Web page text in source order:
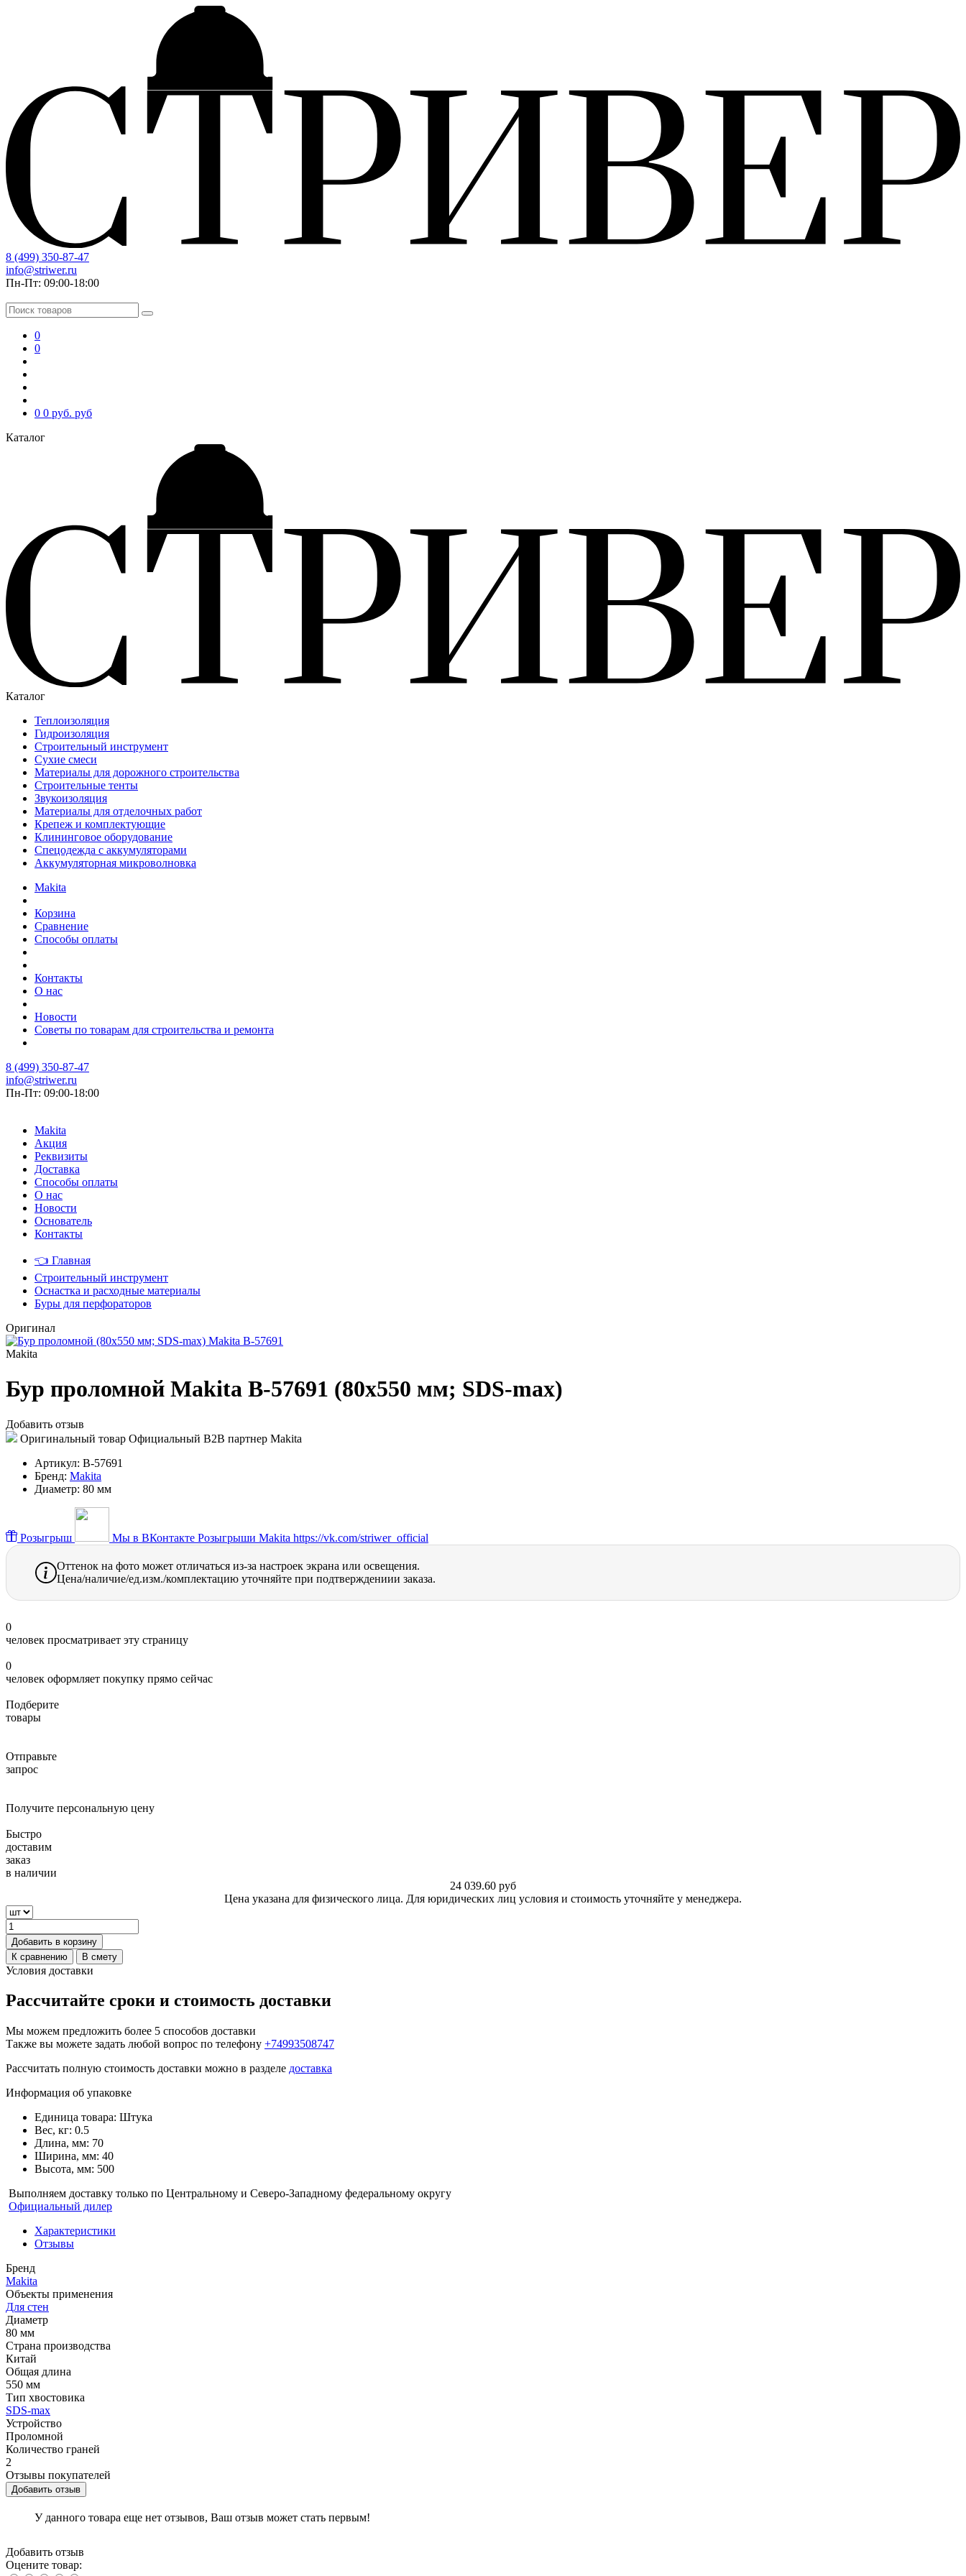
8 (499) 350-87-47
info@striwer.ru
Пн-Пт: 09:00-18:00
0
0
0 0 руб. руб
Каталог
Каталог
Теплоизоляция
Гидроизоляция
Строительный инструмент
Сухие смеси
Материалы для дорожного строительства
Строительные тенты
Звукоизоляция
Материалы для отделочных работ
Крепеж и комплектующие
Клининговое оборудование
Спецодежда с аккумуляторами
Аккумуляторная микроволновка
Makita
Корзина
Сравнение
Способы оплаты
Контакты
О нас
Новости
Советы по товарам для строительства и ремонта
8 (499) 350-87-47
info@striwer.ru
Пн-Пт: 09:00-18:00
Makita
Акция
Реквизиты
Доставка
Способы оплаты
О нас
Новости
Основатель
Контакты
👈 Главная
Строительный инструмент
Оснастка и расходные материалы
Буры для перфораторов
Оригинал
Makita
Бур проломной Makita B-57691 (80х550 мм; SDS-max)
Добавить отзыв
Оригинальный товар Официальный B2B партнер Makita
Артикул: B-57691
Бренд: Makita
Диаметр: 80 мм
Розыгрыш Мы в ВКонтакте Розыгрыши Makita https://vk.com/striwer_official
Оттенок на фото может отличаться из-за настроек экрана или освещения.
Цена/наличие/ед.изм./комплектацию уточняйте при подтверждениии заказа.
0
человек просматривает эту страницу
0
человек оформляет покупку прямо сейчас
Подберите
товары
Отправьте
запрос
Получите персональную цену
Быстро
доставим
заказ
в наличии
24 039.60 руб
Цена указана для физического лица. Для юридических лиц условия и стоимость уточняйте у менеджера.
Добавить в корзину
К сравнению
В смету
Условия доставки
Рассчитайте сроки и стоимость доставки
Мы можем предложить более 5 способов доставки
Также вы можете задать любой вопрос по телефону +74993508747
Рассчитать полную стоимость доставки можно в разделе доставка
Информация об упаковке
Единица товара: Штука
Вес, кг: 0.5
Длина, мм: 70
Ширина, мм: 40
Высота, мм: 500
Выполняем доставку только по Центральному и Северо-Западному федеральному округу
Официальный дилер
Характеристики
Отзывы
Бренд
Makita
Объекты применения
Для стен
Диаметр
80 мм
Страна производства
Китай
Общая длина
550 мм
Тип хвостовика
SDS-max
Устройство
Проломной
Количество граней
2
Отзывы покупателей
Добавить отзыв
У данного товара еще нет отзывов, Ваш отзыв может стать первым!
Добавить отзыв
Оцените товар: